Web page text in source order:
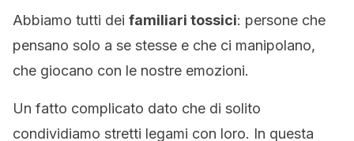
Abbiamo tutti dei familiari tossici: persone che
pensano solo a se stesse e che ci manipolano,
che giocano con le nostre emozioni.
Un fatto complicato dato che di solito
condividiamo stretti legami con loro. In questa